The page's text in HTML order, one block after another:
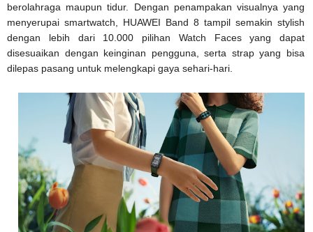
berolahraga maupun tidur. Dengan penampakan visualnya yang
menyerupai smartwatch, HUAWEI Band 8 tampil semakin stylish
dengan lebih dari 10.000 pilihan Watch Faces yang dapat
disesuaikan dengan keinginan pengguna, serta strap yang bisa
dilepas pasang untuk melengkapi gaya sehari-hari.